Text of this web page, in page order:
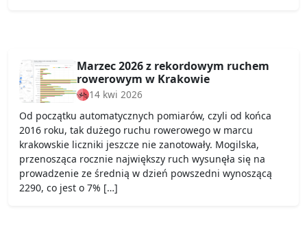
Marzec 2026 z rekordowym ruchem
rowerowym w Krakowie
14 kwi 2026
Od początku automatycznych pomiarów, czyli od końca
2016 roku, tak dużego ruchu rowerowego w marcu
krakowskie liczniki jeszcze nie zanotowały. Mogilska,
przenosząca rocznie największy ruch wysunęła się na
prowadzenie ze średnią w dzień powszedni wynoszącą
2290, co jest o 7% […]